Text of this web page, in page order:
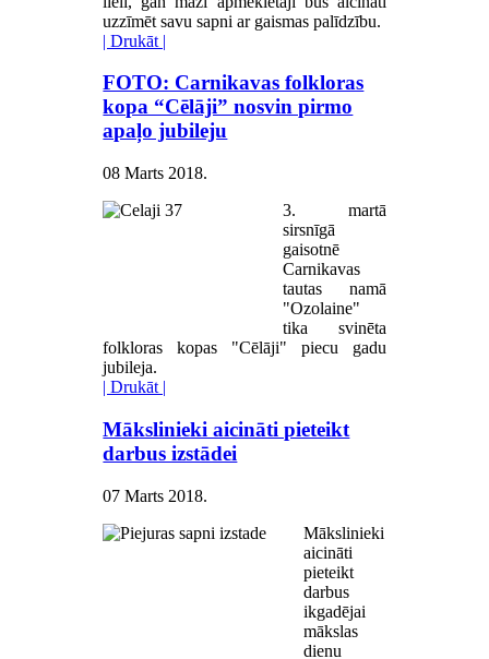
uzzīmēt savu sapni ar gaismas palīdzību.
| Drukāt |
FOTO: Carnikavas folkloras
kopa “Cēlāji” nosvin pirmo
apaļo jubileju
08 Marts 2018.
3. martā
sirsnīgā
gaisotnē
Carnikavas
tautas namā
"Ozolaine"
tika svinēta
folkloras kopas "Cēlāji" piecu gadu
jubileja.
| Drukāt |
Mākslinieki aicināti pieteikt
darbus izstādei
07 Marts 2018.
Mākslinieki
aicināti
pieteikt
darbus
ikgadējai
mākslas
dienu